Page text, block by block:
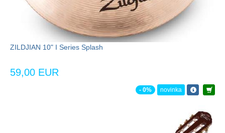
ZILDJIAN 10" I Series Splash
59,00 EUR
- 0% novinka